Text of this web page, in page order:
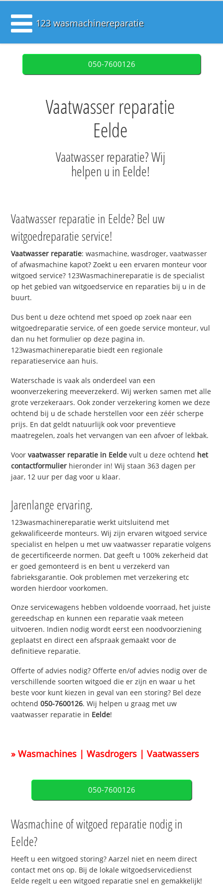
123 wasmachinereparatie
050-7600126
Vaatwasser reparatie
Eelde
Vaatwasser reparatie? Wij
helpen u in Eelde!
Vaatwasser reparatie in Eelde? Bel uw
witgoedreparatie service!
Vaatwasser reparatie: wasmachine, wasdroger, vaatwasser
of afwasmachine kapot? Zoekt u een ervaren monteur voor
witgoed service? 123Wasmachinereparatie is de specialist
op het gebied van witgoedservice en reparaties bij u in de
buurt.
Dus bent u deze ochtend met spoed op zoek naar een
witgoedreparatie service, of een goede service monteur, vul
dan nu het formulier op deze pagina in.
123wasmachinereparatie biedt een regionale
reparatieservice aan huis.
Waterschade is vaak als onderdeel van een
woonverzekering meeverzekerd. Wij werken samen met alle
grote verzekeraars. Ook zonder verzekering komen we deze
ochtend bij u de schade herstellen voor een zéér scherpe
prijs. En dat geldt natuurlijk ook voor preventieve
maatregelen, zoals het vervangen van een afvoer of lekbak.
Voorvaatwasser reparatie in Eelde vult u deze ochtend het
contactformulier hieronder in! Wij staan 363 dagen per
jaar, 12 uur per dag voor u klaar.
Jarenlange ervaring.
123wasmachinereparatie werkt uitsluitend met
gekwalificeerde monteurs. Wij zijn ervaren witgoed service
specialist en helpen u met uw vaatwasser reparatie volgens
de gecertificeerde normen. Dat geeft u 100% zekerheid dat
er goed gemonteerd is en bent u verzekerd van
fabrieksgarantie. Ook problemen met verzekering etc
worden hierdoor voorkomen.
Onze servicewagens hebben voldoende voorraad, het juiste
gereedschap en kunnen een reparatie vaak meteen
uitvoeren. Indien nodig wordt eerst een noodvoorziening
geplaatst en direct een afspraak gemaakt voor de
definitieve reparatie.
Offerte of advies nodig? Offerte en/of advies nodig over de
verschillende soorten witgoed die er zijn en waar u het
beste voor kunt kiezen in geval van een storing? Bel deze
ochtend050-7600126. Wij helpen u graag met uw
vaatwasser reparatie in Eelde!
» Wasmachines | Wasdrogers | Vaatwassers
050-7600126
Wasmachine of witgoed reparatie nodig in
Eelde?
Heeft u een witgoed storing? Aarzel niet en neem direct
contact met ons op. Bij de lokale witgoedservicedienst
Eelde regelt u een witgoed reparatie snel en gemakkelijk!